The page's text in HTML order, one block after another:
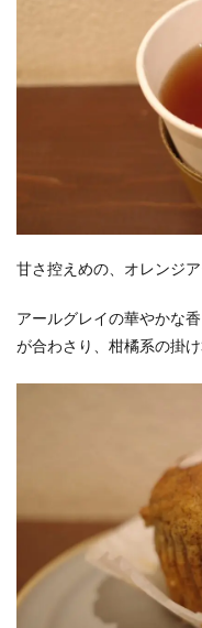
甘さ控えめの、オレンジ
アールグレイの華やかな
が合わさり、柑橘系の掛